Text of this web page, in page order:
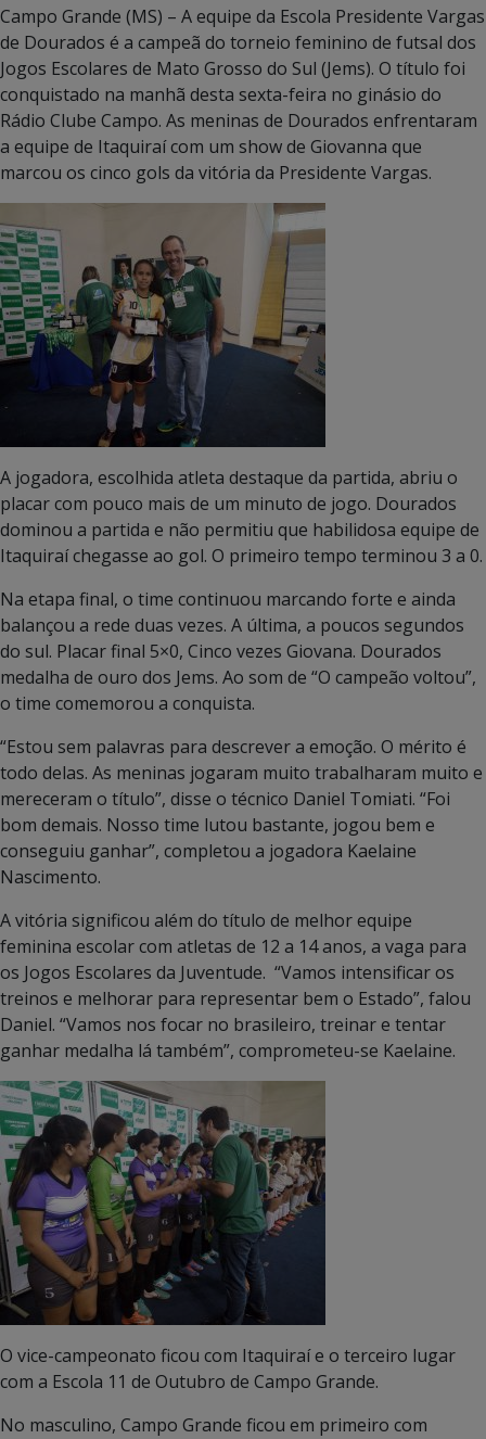
Campo Grande (MS) – A equipe da Escola Presidente Vargas
de Dourados é a campeã do torneio feminino de futsal dos
Jogos Escolares de Mato Grosso do Sul (Jems). O título foi
conquistado na manhã desta sexta-feira no ginásio do
Rádio Clube Campo. As meninas de Dourados enfrentaram
a equipe de Itaquiraí com um show de Giovanna que
marcou os cinco gols da vitória da Presidente Vargas.
A jogadora, escolhida atleta destaque da partida, abriu o
placar com pouco mais de um minuto de jogo. Dourados
dominou a partida e não permitiu que habilidosa equipe de
Itaquiraí chegasse ao gol. O primeiro tempo terminou 3 a 0.
Na etapa final, o time continuou marcando forte e ainda
balançou a rede duas vezes. A última, a poucos segundos
do sul. Placar final 5×0, Cinco vezes Giovana. Dourados
medalha de ouro dos Jems. Ao som de “O campeão voltou”,
o time comemorou a conquista.
“Estou sem palavras para descrever a emoção. O mérito é
todo delas. As meninas jogaram muito trabalharam muito e
mereceram o título”, disse o técnico Daniel Tomiati. “Foi
bom demais. Nosso time lutou bastante, jogou bem e
conseguiu ganhar”, completou a jogadora Kaelaine
Nascimento.
A vitória significou além do título de melhor equipe
feminina escolar com atletas de 12 a 14 anos, a vaga para
os Jogos Escolares da Juventude. “Vamos intensificar os
treinos e melhorar para representar bem o Estado”, falou
Daniel. “Vamos nos focar no brasileiro, treinar e tentar
ganhar medalha lá também”, comprometeu-se Kaelaine.
O vice-campeonato ficou com Itaquiraí e o terceiro lugar
com a Escola 11 de Outubro de Campo Grande.
No masculino, Campo Grande ficou em primeiro com